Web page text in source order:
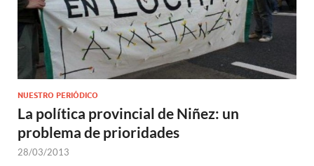
NUESTRO PERIÓDICO
La política provincial de Niñez: un
problema de prioridades
28/03/2013